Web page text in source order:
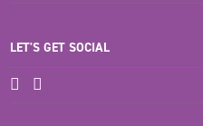
LET'S GET SOCIAL